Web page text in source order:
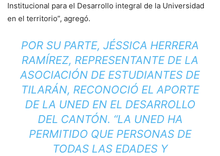
Institucional para el Desarrollo integral de la Universidad
en el territorio”, agregó.
POR SU PARTE, JÉSSICA HERRERA
RAMÍREZ, REPRESENTANTE DE LA
ASOCIACIÓN DE ESTUDIANTES DE
TILARÁN, RECONOCIÓ EL APORTE
DE LA UNED EN EL DESARROLLO
DEL CANTÓN. “LA UNED HA
PERMITIDO QUE PERSONAS DE
TODAS LAS EDADES Y